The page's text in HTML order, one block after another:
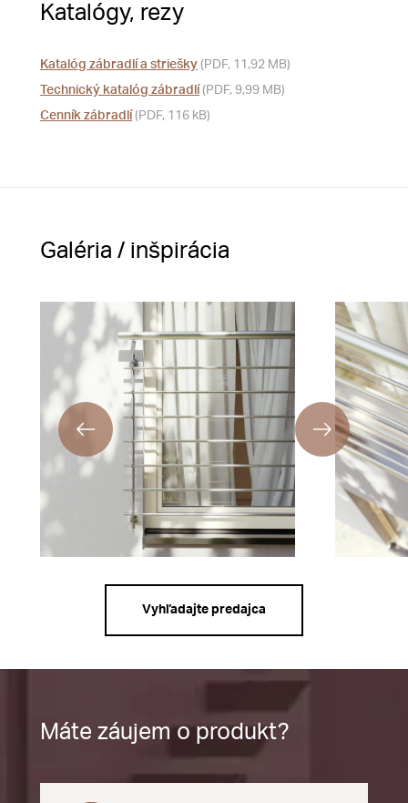
Katalógy, rezy
Katalóg zábradlí a striešky (PDF, 11,92 MB)
Technický katalóg zábradlí (PDF, 9,99 MB)
Cenník zábradlí (PDF, 116 kB)
Galéria / inšpirácia
Vyhľadajte predajca
Máte záujem o produkt?